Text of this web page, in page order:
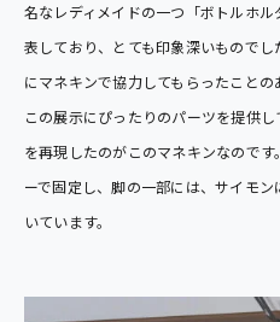
名なレディメイドの一つ「ボトルホ
表しており、とても印象深いもので
にマネキンで協力してもらったことの
この展示にぴったりのパーツを提供
を再現したのがこのマネキンなので
ーで固定し、脚の一部には、サイモ
いています。